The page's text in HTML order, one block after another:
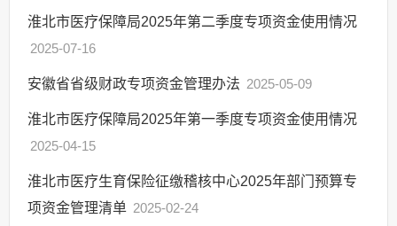
淮北市医疗保障局2025年第二季度专项资金使用情况
2025-07-16
安徽省省级财政专项资金管理办法 2025-05-09
淮北市医疗保障局2025年第一季度专项资金使用情况
2025-04-15
淮北市医疗生育保险征缴稽核中心2025年部门预算专
项资金管理清单 2025-02-24